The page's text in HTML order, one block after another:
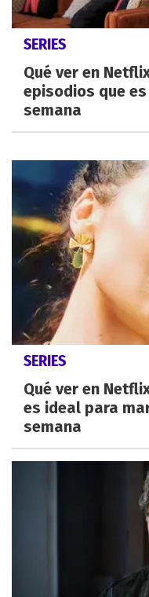
SERIES
Qué ver en
episodios que
semana
SERIES
Qué ver en
es ideal para
semana